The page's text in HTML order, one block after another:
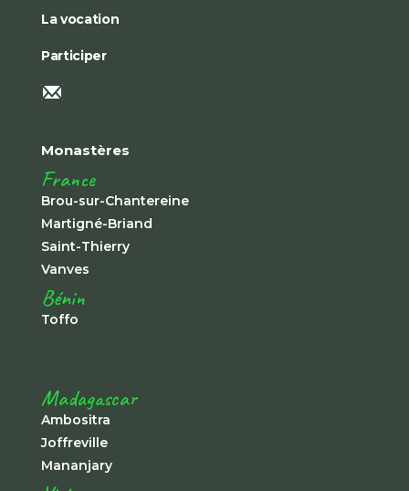
La vocation
Participer
Monastères
France
Brou-sur-Chantereine
Martigné-Briand
Saint-Thierry
Vanves
Bénin
Toffo
Madagascar
Ambositra
Joffreville
Mananjary